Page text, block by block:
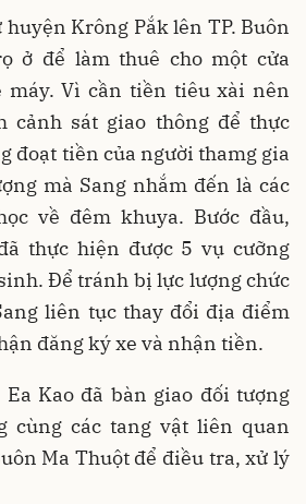
Krông Pắk lên TP. Buôn
ở để làm thuê cho một cửa
máy. Vì cần tiền tiêu xài nên
cảnh sát giao thông để thực
đoạt tiền của người thamg gia
mà Sang nhắm đến là các
về đêm khuya. Bước đầu,
thực hiện được 5 vụ cưỡng
Để tránh bị lực lượng chức
liên tục thay đổi địa điểm
đăng ký xe và nhận tiền.
Kao đã bàn giao đối tượng
cùng các tang vật liên quan
Ma Thuột để điều tra, xử lý